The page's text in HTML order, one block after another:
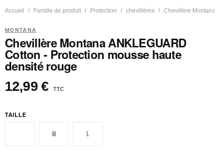
Accueil Famille de produit Protection chevillères Chevillère Montana
MONTANA
Chevillère Montana ANKLEGUARD
Cotton - Protection mousse haute
densité rouge
12,99 € TTC
TAILLE
M L